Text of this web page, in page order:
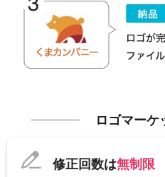
ロゴマーケ
修正回数は無制限